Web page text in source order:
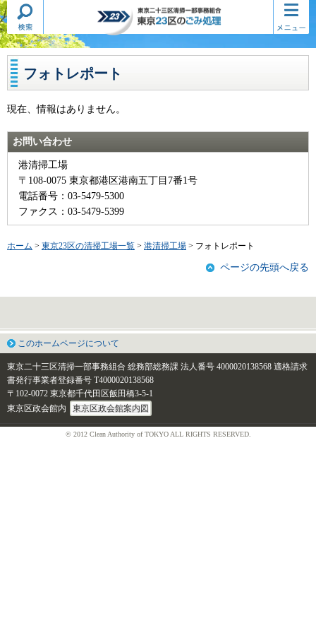
東京二十三区清掃一部事務組合
東京23区のごみ処理
検索・
共通メ
ニュー
コンテ
ンツメ
ニュー
フォトレポート
現在、情報はありません。
お問い合わせ
港清掃工場
〒108-0075 東京都港区港南五丁目7番1号
電話番号：03-5479-5300
ファクス：03-5479-5399
ホーム > 東京23区の清掃工場一覧 > 港清掃工場 > フォトレポート
ページの先頭へ戻る
このホームページについて
東京二十三区清掃一部事務組合 総務部総務課 法人番号 4000020138568 適格請求
書発行事業者登録番号 T4000020138568
〒102-0072 東京都千代田区飯田橋3-5-1
東京区政会館内
東京区政会館案内図
© 2012 Clean Authority of TOKYO ALL RIGHTS RESERVED.